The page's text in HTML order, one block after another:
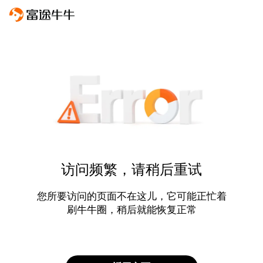
访问频繁，请稍后重试
您所要访问的页面不在这儿，它可能正忙着
刷牛牛圈，稍后就能恢复正常